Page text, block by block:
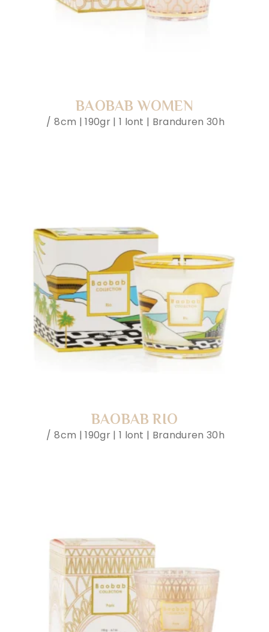
BAOBAB WOMEN
8cm | 190gr | 1 lont | Branduren 30h
BAOBAB RIO
8cm | 190gr | 1 lont | Branduren 30h